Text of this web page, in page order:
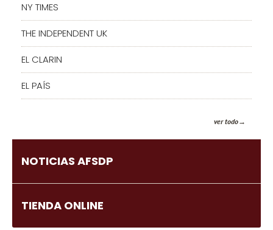
NY TIMES
THE INDEPENDENT UK
EL CLARIN
EL PAÍS
ver todo
NOTICIAS AFSDP
TIENDA ONLINE